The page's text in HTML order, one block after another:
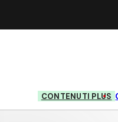
CONTENUTI PLUS